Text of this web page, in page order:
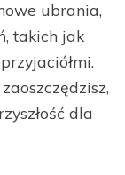
ubrania,
takich jak
dla